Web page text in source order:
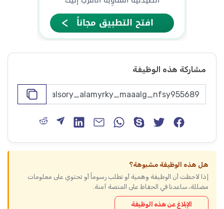
مشاركة هذه الوظيفة
هل هذه الوظيفة مشبوهة؟
إذا لاحظت أن الوظيفة وهمية أو تطلب رسوماً أو تحتوي على معلومات
مضللة، ساعدنا في الحفاظ على المنصة آمنة.
الإبلاغ عن هذه الوظيفة